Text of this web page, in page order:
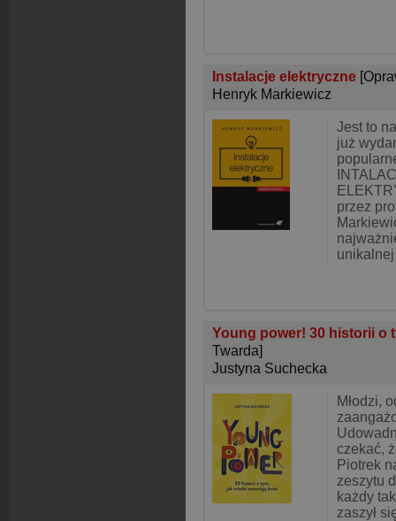
Instalacje elektryczne
Henryk Markiewicz
Jest to
już
przez
unikalnej
Young power! 30 historii o
Twarda]
Justyna Suchecka
Młodzi,
czekać,
Piotrek
zeszytu
każdy
zaszył